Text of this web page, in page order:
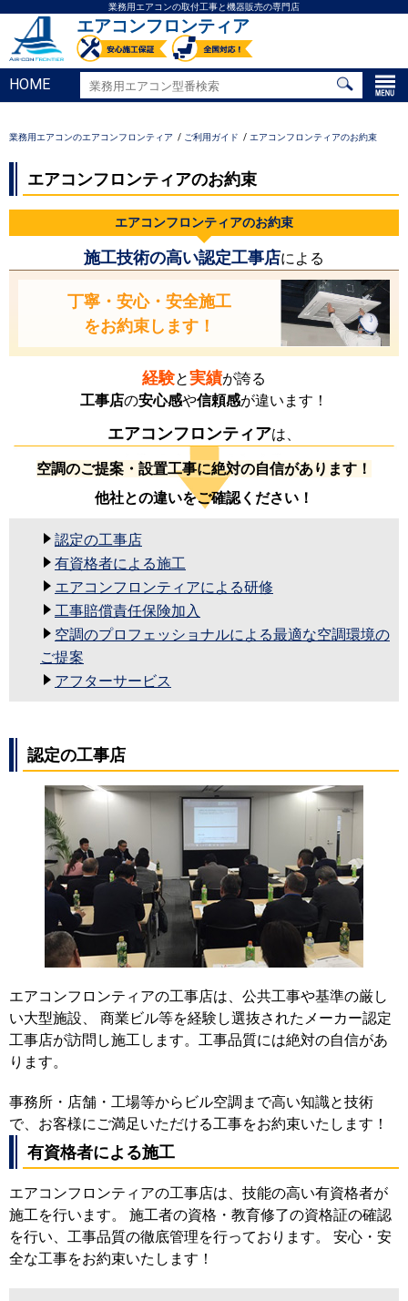
業務用エアコンの取付工事と機器販売の専門店
エアコンフロンティア
HOME
業務用エアコンのエアコンフロンティア ご利用ガイド エアコンフロンティアのお約束
エアコンフロンティアのお約束
エアコンフロンティアのお約束
施工技術の高い認定工事店による
丁寧・安心・安全施工
をお約束します！
経験と実績が誇る
工事店の安心感や信頼感が違います！
エアコンフロンティアは、
空調のご提案・設置工事に絶対の自信があります！
他社との違いをご確認ください！
認定の工事店
有資格者による施工
エアコンフロンティアによる研修
工事賠償責任保険加入
空調のプロフェッショナルによる最適な空調環境の
ご提案
アフターサービス
認定の工事店
エアコンフロンティアの工事店は、公共工事や基準の厳し
い大型施設、 商業ビル等を経験し選抜されたメーカー認定
工事店が訪問し施工します。工事品質には絶対の自信があ
ります。
事務所・店舗・工場等からビル空調まで高い知識と技術
で、お客様にご満足いただける工事をお約束いたします！
有資格者による施工
エアコンフロンティアの工事店は、技能の高い有資格者が
施工を行います。 施工者の資格・教育修了の資格証の確認
を行い、工事品質の徹底管理を行っております。 安心・安
全な工事をお約束いたします！